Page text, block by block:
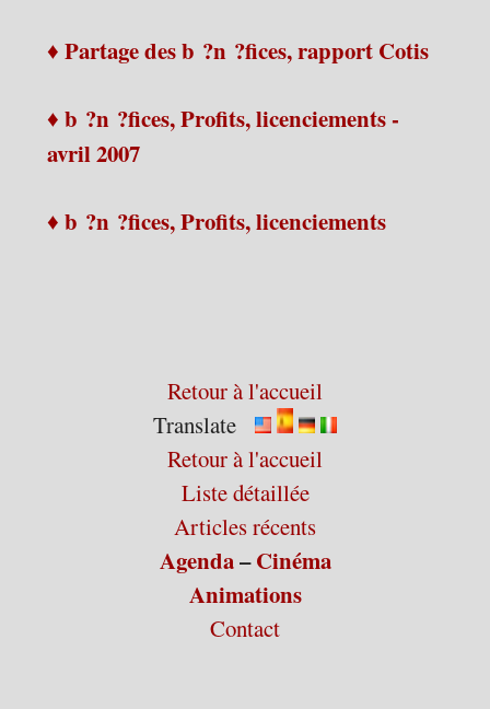
♦ Partage des b ?n ?fices, rapport Cotis
♦ b ?n ?fices, Profits, licenciements -
avril 2007
♦ b ?n ?fices, Profits, licenciements
Retour à l'accueil
Translate
Retour à l'accueil
Liste détaillée
Articles récents
Agenda–Cinéma
Animations
Contact